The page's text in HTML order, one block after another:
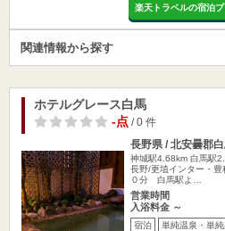
楽天トラベルの宿泊
関連情報から探す
ホテルグレース白馬
-点/ 0 件
長野県 / 北安曇郡
神城駅4.68km 白馬駅
長野/更埴インター・豊
０分 白馬駅よ…
営業時間
入浴料金 ～
宿泊 単純温泉・単純